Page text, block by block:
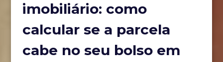
imobiliário: como
calcular se a parcela
cabe no seu bolso em